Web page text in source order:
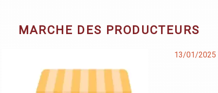
MARCHE DES PRODUCTEURS
13/01/2025